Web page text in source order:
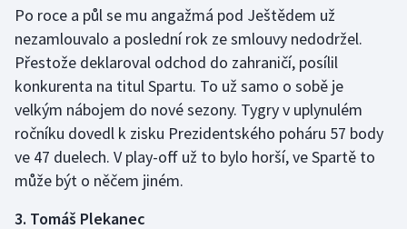
Po roce a půl se mu angažmá pod Ještědem už
nezamlouvalo a poslední rok ze smlouvy nedodržel.
Přestože deklaroval odchod do zahraničí, posílil
konkurenta na titul Spartu. To už samo o sobě je
velkým nábojem do nové sezony. Tygry v uplynulém
ročníku dovedl k zisku Prezidentského poháru 57 body
ve 47 duelech. V play-off už to bylo horší, ve Spartě to
může být o něčem jiném.
3. Tomáš Plekanec